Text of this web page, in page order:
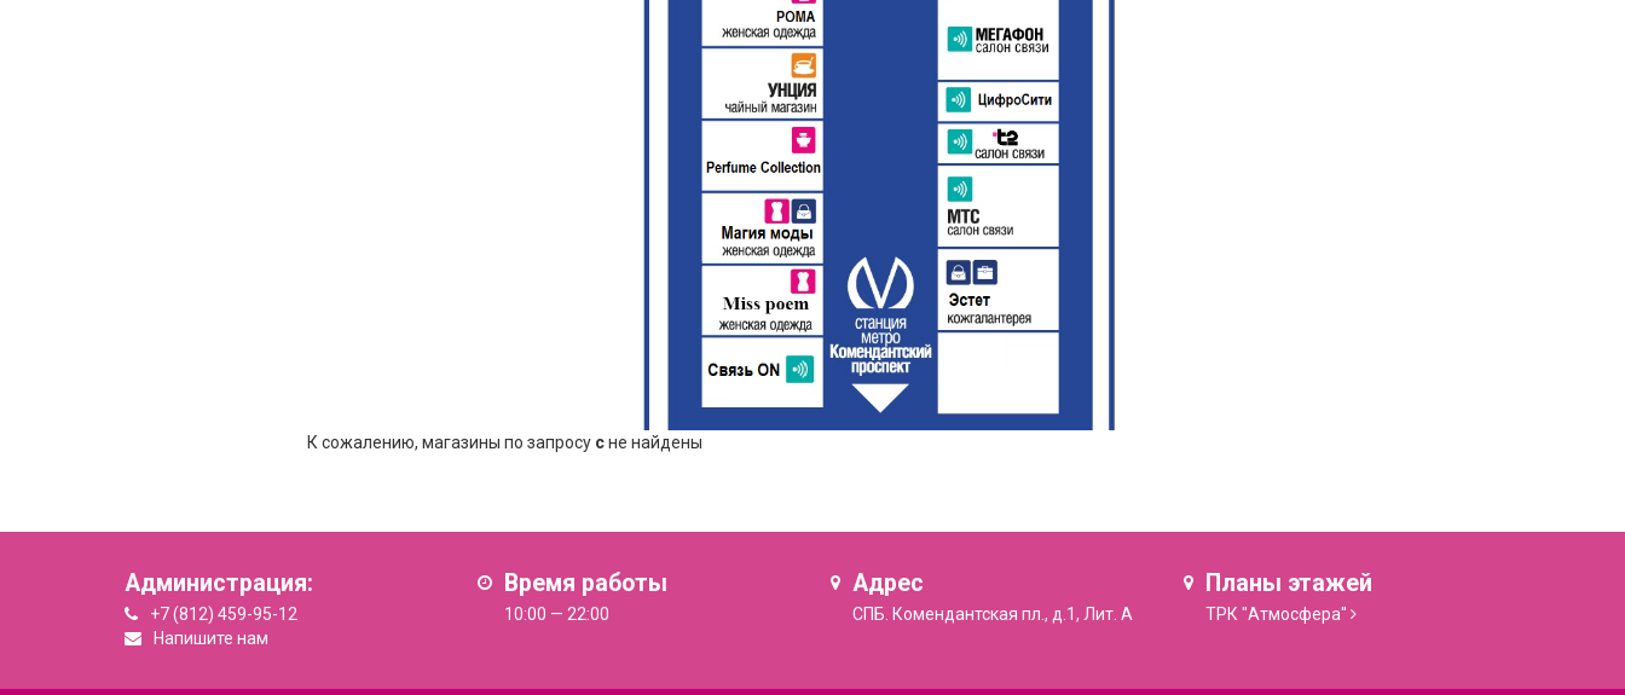
К сожалению, магазины по запросу cне найдены
Администрация:
+7 (812) 459-95-12
Напишите нам
Время работы
10:00 — 22:00
Адрес
СПБ. Комендантская пл., д.1, Лит. А
Планы этажей
ТРК "Атмосфера"